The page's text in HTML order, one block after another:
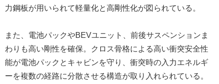
力鋼板が用いられて軽量化と高剛性化が図られている。
また、電池パックやBEVユニット、前後サスペンションま
わりも高い剛性を確保。クロス骨格による高い衝突安全性
能が電池パックとキャビンを守り、衝突時の入力エネルギ
ーを複数の経路に分散させる構造が取り入れられている。